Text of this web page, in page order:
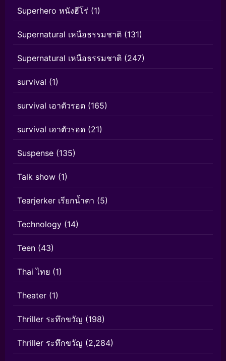
Superhero หนังฮีโร่ (1)
Supernatural เหนือธรรมชาติ (131)
Supernatural เหนือธรรมชาติ (247)
survival (1)
survival เอาตัวรอด (165)
survival เอาตัวรอด (21)
Suspense (135)
Talk show (1)
Tearjerker เรียกน้ำตา (5)
Technology (14)
Teen (43)
Thai ไทย (1)
Theater (1)
Thriller ระทึกขวัญ (198)
Thriller ระทึกขวัญ (2,284)